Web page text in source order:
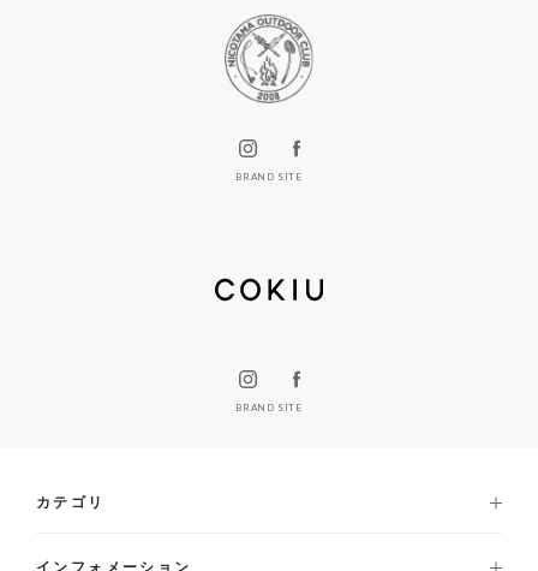
BRAND SITE
BRAND SITE
カテゴリ
インフォメーション